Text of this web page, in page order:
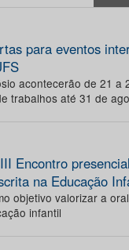
para eventos
acontecerão de 21 a
trabalhos até 31 de
Encontro
na Educação
objetivo valorizar a
infantil